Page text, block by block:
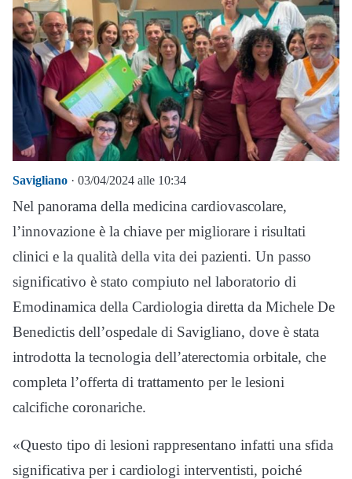
Savigliano · 03/04/2024 alle 10:34
Nel panorama della medicina cardiovascolare,
l’innovazione è la chiave per migliorare i risultati
clinici e la qualità della vita dei pazienti. Un passo
significativo è stato compiuto nel laboratorio di
Emodinamica della Cardiologia diretta da Michele De
Benedictis dell’ospedale di Savigliano, dove è stata
introdotta la tecnologia dell’aterectomia orbitale, che
completa l’offerta di trattamento per le lesioni
calcifiche coronariche.
«Questo tipo di lesioni rappresentano infatti una sfida
significativa per i cardiologi interventisti, poiché